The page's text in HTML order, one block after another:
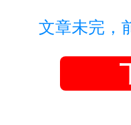
文章未完，